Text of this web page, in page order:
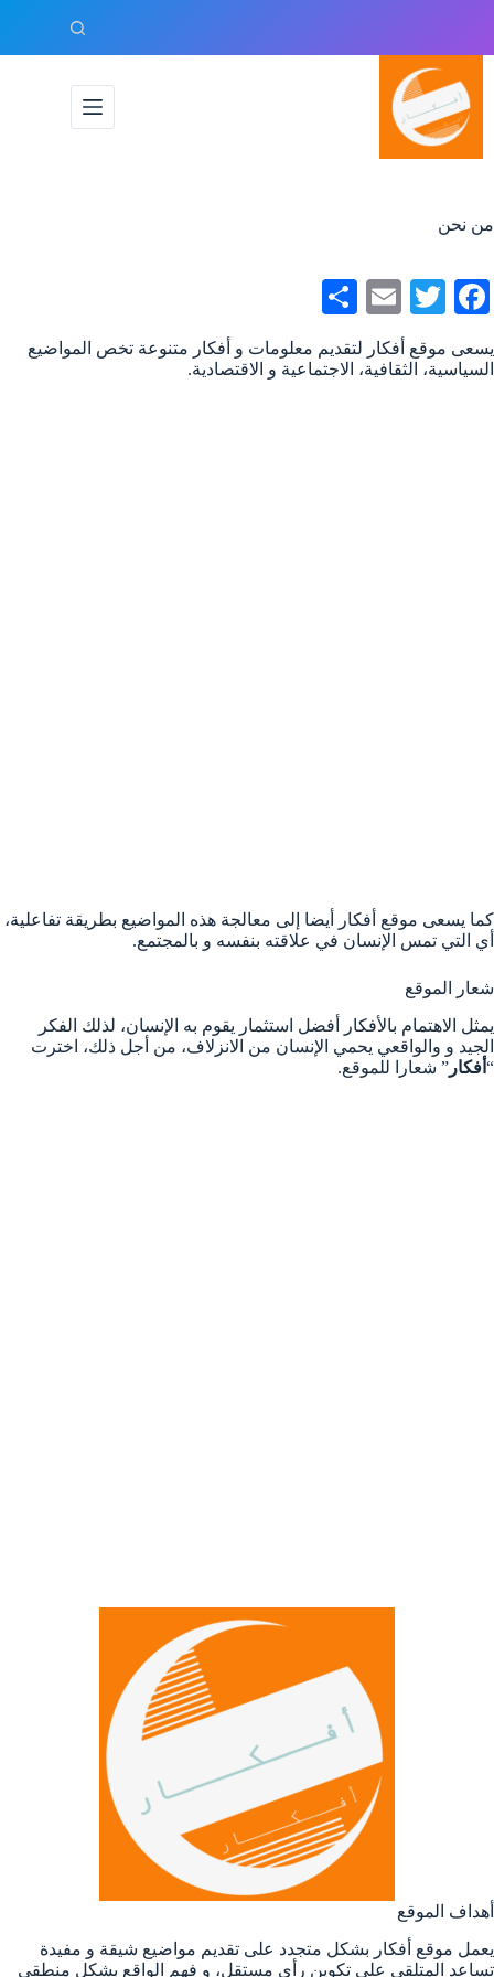
المحتوى
من نحن
Fa
ce
bo
T
wi
tte
E
m
ail
ha
re
يسعى موقع أفكار لتقديم معلومات و أفكار متنوعة تخص المواضيع
السياسية، الثقافية، الاجتماعية و الاقتصادية.
كما يسعى موقع أفكار أيضا إلى معالجة هذه المواضيع بطريقة تفاعلية،
أي التي تمس الإنسان في علاقته بنفسه و بالمجتمع.
شعار الموقع
يمثل الاهتمام بالأفكار أفضل استثمار يقوم به الإنسان، لذلك الفكر
الجيد و والواقعي يحمي الإنسان من الانزلاف، من أجل ذلك، اخترت
“ أفكار ” شعارا للموقع.
أهداف الموقع
يعمل موقع أفكار بشكل متجدد على تقديم مواضيع شيقة و مفيدة
تساعد المتلقي على تكوين رأي مستقل، و فهم الواقع بشكل منطقي